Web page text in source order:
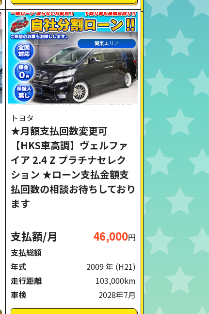
関東エリア
トヨタ
★月額支払回数変更可
【HKS車高調】ヴェルファ
イア 2.4 Z プラチナセレク
ション ★ローン支払金額支
払回数の相談お待ちしており
ます
支払額/月 46,000円
支払総額
年式
2009 年 (H21)
走行距離
103,000km
車検
2028年7月